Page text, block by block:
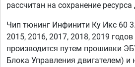
рассчитан на сохранение
Чип тюнинг Инфинити Ку Икс 60
2015, 2016, 2017, 2018, 2019
производится путем прошивки
Блока Управления двигателем) и